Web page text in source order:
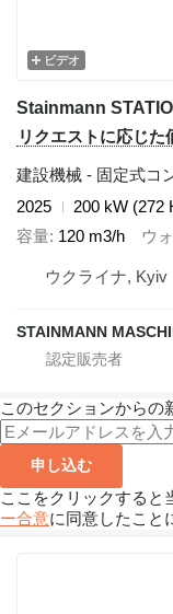
ビデオ
Stainmann
リクエストに応じた
建設機械 - 固定式コ
2025
200 kW (272
容量 120 m3/h ウ
ウクライナ, Kyiv
STAINMANN
このセクションからの
申し込む
ここをクリックすると
ー合意に同意したこと